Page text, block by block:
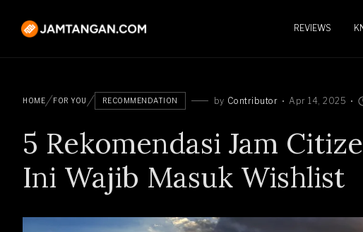
REVIEWS
HOME FOR YOU RECOMMENDATION by Contributor Apr 14, 2025
5 Rekomendasi Jam
Ini Wajib Masuk Wishlist